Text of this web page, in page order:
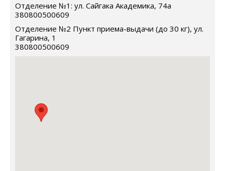
Отделение №1: ул. Сайгака Академика, 74а
380800500609
Отделение №2 Пункт приема-выдачи (до 30 кг), ул.
Гагарина, 1
380800500609